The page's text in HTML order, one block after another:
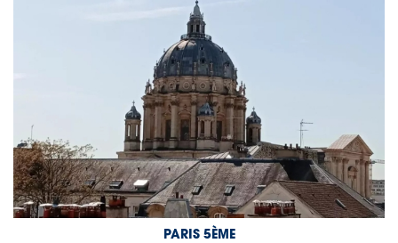
PARIS 5ÈME